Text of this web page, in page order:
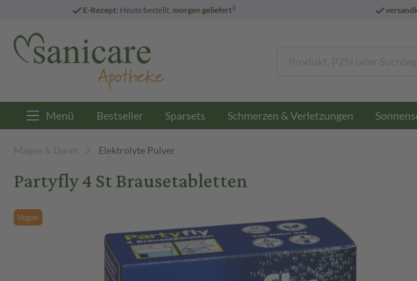
E-Rezept: Heute bestellt, morgen geliefert3
Menü Bestseller Sparsets Schmerzen & Verletzungen
Magen & Darm Elektrolyte Pulver
Partyfly 4 St Brausetabletten
Vegan